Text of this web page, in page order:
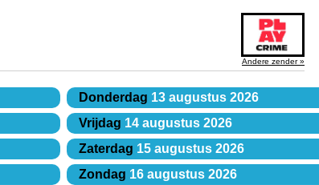
Andere zender »
Donderdag 13 augustus 2026
Vrijdag 14 augustus 2026
Zaterdag 15 augustus 2026
Zondag 16 augustus 2026